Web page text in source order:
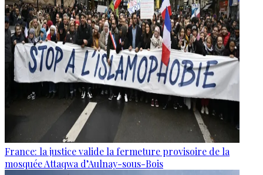
France: la justice valide la fermeture provisoire de la
mosquée Attaqwa d’Aulnay-sous-Bois